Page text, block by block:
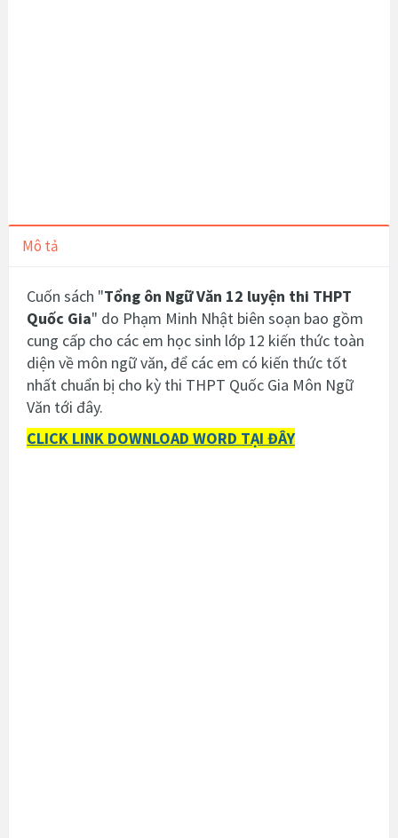
Mô tả
Cuốn sách "Tổng ôn Ngữ Văn 12 luyện thi THPT
Quốc Gia" do Phạm Minh Nhật biên soạn bao gồm
cung cấp cho các em học sinh lớp 12 kiến thức toàn
diện về môn ngữ văn, để các em có kiến thức tốt
nhất chuẩn bị cho kỳ thi THPT Quốc Gia Môn Ngữ
Văn tới đây.
CLICK LINK DOWNLOAD WORD TẠI ĐÂY